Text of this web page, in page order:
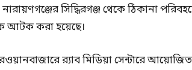
নারায়ণগঞ্জের সিদ্ধিরগঞ্জ থেকে ঠিকানা
আটক করা হয়েছে।
র‍্যাব মিডিয়া সেন্টারে আয়োজিত